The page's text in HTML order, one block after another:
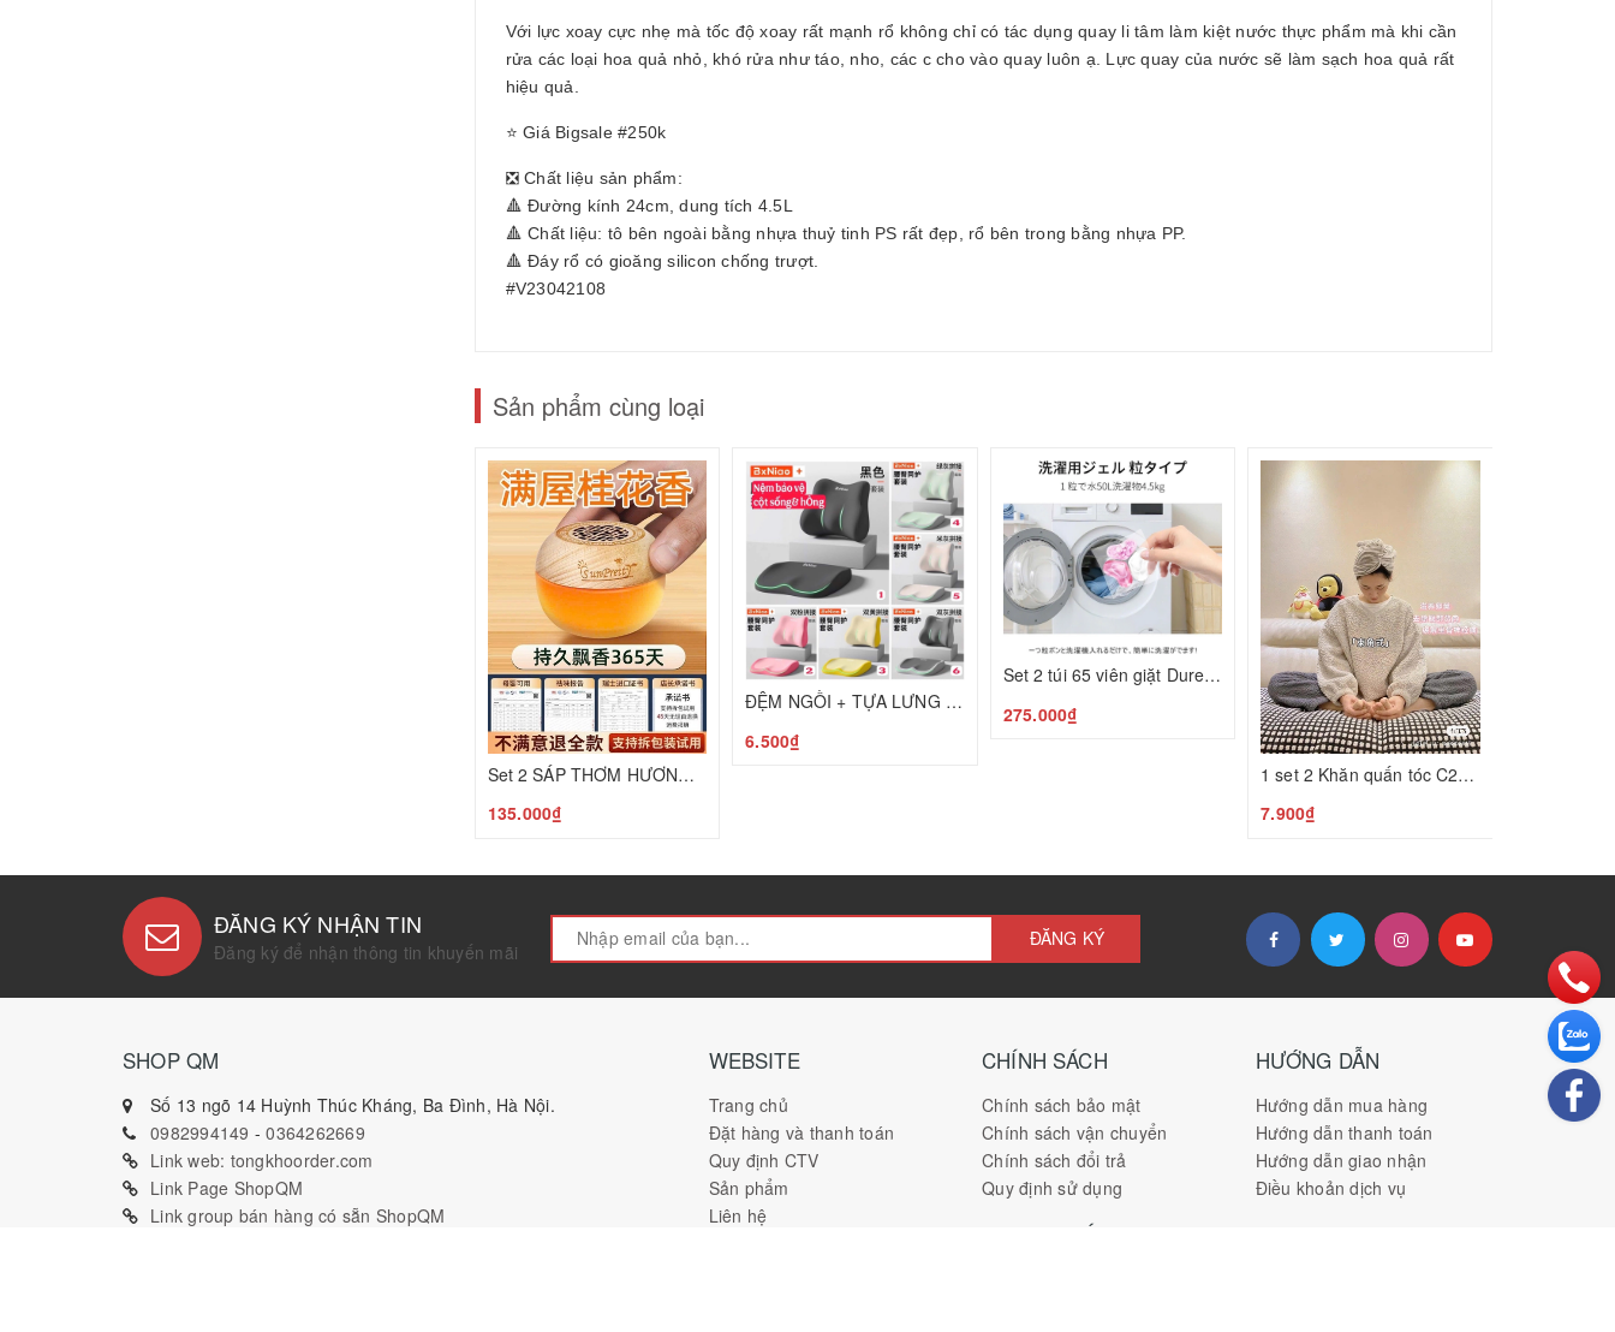
Với lực xoay cực nhẹ mà tốc độ xoay rất mạnh rổ không chỉ có tác dụng quay li tâm làm kiệt nước thực phẩm mà khi cần
rửa các loại hoa quả nhỏ, khó rửa như táo, nho, các c cho vào quay luôn ạ. Lực quay của nước sẽ làm sạch hoa quả rất
hiệu quả.
⭐ Giá Bigsale #250k
❎ Chất liệu sản phẩm:
🔺 Đường kính 24cm, dung tích 4.5L
🔺 Chất liệu: tô bên ngoài bằng nhựa thuỷ tinh PS rất đẹp, rổ bên trong bằng nhựa PP.
🔺 Đáy rổ có gioăng silicon chống trượt.
#V23042108
Sản phẩm cùng loại
Set 2 SÁP THƠM HƯƠNG HOA MỘC T25050601
135.000₫
ĐỆM NGỒI + TỰA LƯNG CAO CẤP BẢO VỆ CỘT SỐNG C25050205
6.500₫
Set 2 túi 65 viên giặt Duree Balle C24120104
275.000₫
1 set 2 Khăn quấn tóc C25022105
7.900₫
ĐĂNG KÝ NHẬN TIN
Đăng ký để nhận thông tin khuyến mãi
ĐĂNG KÝ
SHOP QM
Số 13 ngõ 14 Huỳnh Thúc Kháng, Ba Đình, Hà Nội.
0982994149 -0364262669
Link web: tongkhoorder.com
Link Page ShopQM
Link group bán hàng có sẵn ShopQM
WEBSITE
Trang chủ
Đặt hàng và thanh toán
Quy định CTV
Sản phẩm
Liên hệ
CHÍNH SÁCH
Chính sách bảo mật
Chính sách vận chuyển
Chính sách đổi trả
Quy định sử dụng
HƯỚNG DẪN
Hướng dẫn mua hàng
Hướng dẫn thanh toán
Hướng dẫn giao nhận
Điều khoản dịch vụ
THANH TOÁN